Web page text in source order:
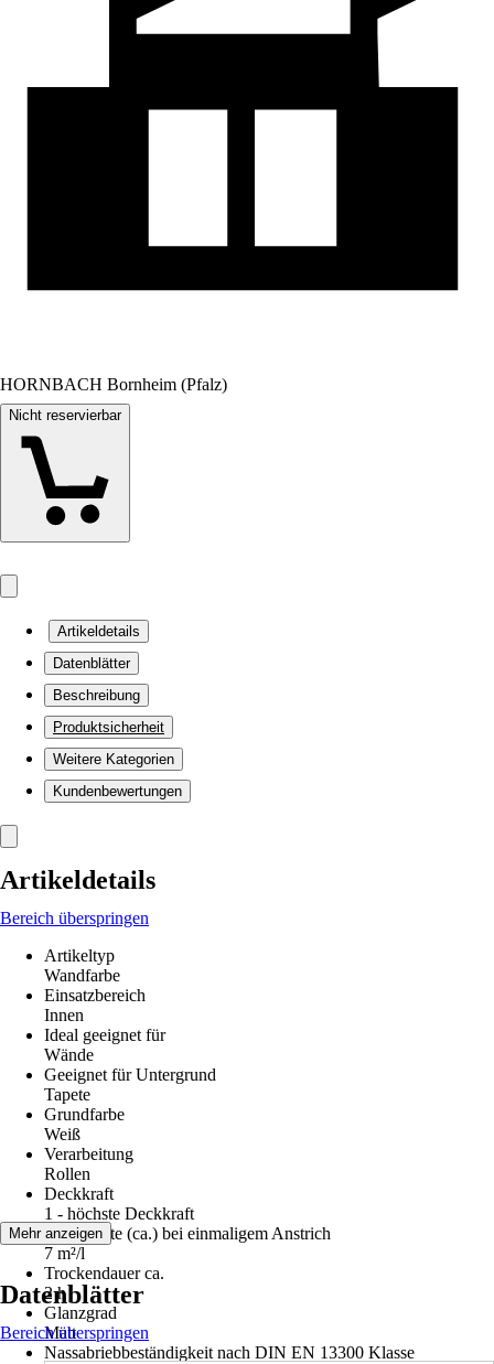
HORNBACH Bornheim (Pfalz)
Nicht reservierbar
Artikeldetails
Datenblätter
Beschreibung
Produktsicherheit
Weitere Kategorien
Kundenbewertungen
Artikeldetails
Bereich überspringen
Artikeltyp
Wandfarbe
Einsatzbereich
Innen
Ideal geeignet für
Wände
Geeignet für Untergrund
Tapete
Grundfarbe
Weiß
Verarbeitung
Rollen
Deckkraft
1 - höchste Deckkraft
Reichweite (ca.) bei einmaligem Anstrich
7 m²/l
Trockendauer ca.
2 h
Glanzgrad
Matt
Nassabriebbeständigkeit nach DIN EN 13300 Klasse
Mehr anzeigen
Datenblätter
Bereich überspringen